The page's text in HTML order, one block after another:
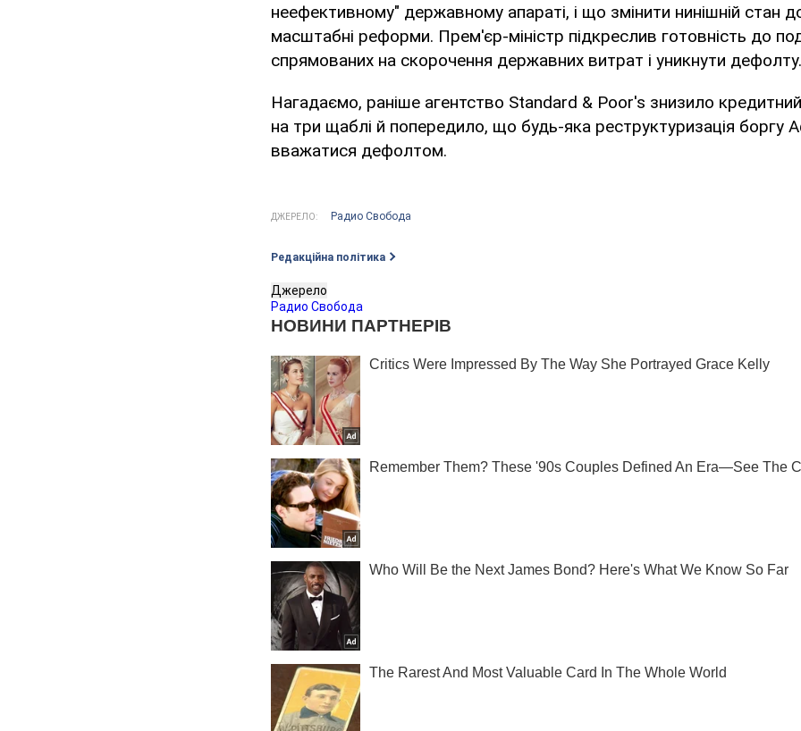
неефективному" державному апараті, і що змінити нинішній стан
масштабні реформи. Прем'єр-міністр підкреслив готовність до
спрямованих на скорочення державних витрат і уникнути дефолту.
Нагадаємо, раніше агентство Standard & Poor's знизило кредитний
на три щаблі й попередило, що будь-яка реструктуризація боргу
вважатися дефолтом.
ДЖЕРЕЛО: Радио Свобода
Редакційна політика
Джерело
Радио Свобода